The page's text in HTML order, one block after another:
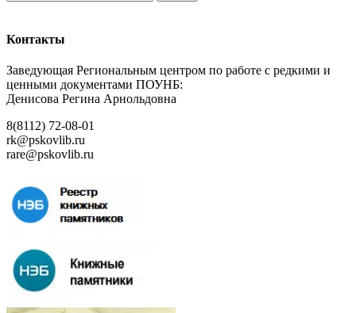
Контакты
Заведующая Региональным центром по работе с редкими и
ценными документами ПОУНБ:
Денисова Регина Арнольдовна
8(8112) 72-08-01
rk@pskovlib.ru
rare@pskovlib.ru